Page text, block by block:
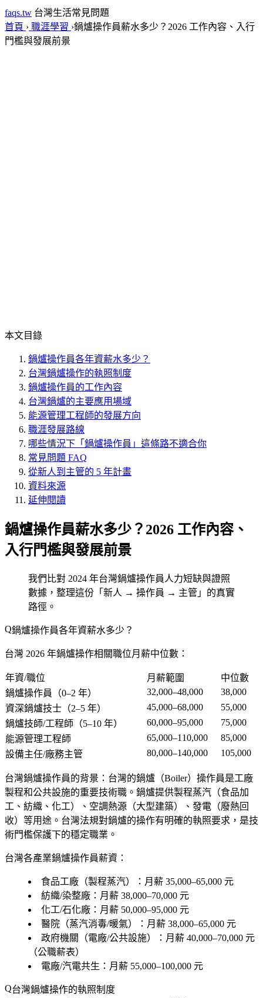
faqs.tw 台灣生活常見問題
首頁 › 職涯學習 ›鍋爐操作員薪水多少？2026 工作內容、入行
門檻與發展前景
本文目錄
鍋爐操作員各年資薪水多少？
台灣鍋爐操作的執照制度
鍋爐操作員的工作內容
台灣鍋爐的主要應用場域
能源管理工程師的發展方向
職涯發展路線
哪些情況下「鍋爐操作員」這條路不適合你
常見問題 FAQ
從新人到主管的 5 年計畫
資料來源
延伸閱讀
鍋爐操作員薪水多少？2026 工作內容、
入行門檻與發展前景
我們比對 2024 年台灣鍋爐操作員人力短缺與證照
數據，整理這份「新人 → 操作員 → 主管」的真實
路徑。
鍋爐操作員各年資薪水多少？
台灣 2026 年鍋爐操作相關職位月薪中位數：
年資/職位 月薪範圍
中位數
鍋爐操作員（0–2 年）
32,000–48,000
38,000
資深鍋爐技士（2–5 年）
45,000–68,000
55,000
鍋爐技師/工程師（5–10 年）
60,000–95,000
75,000
能源管理工程師
65,000–110,000
85,000
設備主任/廠務主管
80,000–140,000 105,000
台灣鍋爐操作員的背景 ：台灣的鍋爐（Boiler）操作員是工廠
製程和公共設施的重要技術職。鍋爐提供製程蒸汽（食品加
工、紡織、化工）、空調熱源（大型建築）、發電（廢熱回
收）等用途。台灣法規對鍋爐的操作有明確的執照要求，是技
術門檻保護下的穩定職業。
台灣各產業鍋爐操作員薪資：
食品工廠（製程蒸汽）：月薪 35,000–65,000 元
紡織/染整廠：月薪 38,000–70,000 元
化工/石化廠：月薪 50,000–95,000 元
醫院（蒸汽消毒/暖氣）：月薪 38,000–65,000 元
政府機關（電廠/公共設施）：月薪 40,000–70,000 元
（公職薪表）
電廠/汽電共生：月薪 55,000–100,000 元
台灣鍋爐操作的執照制度